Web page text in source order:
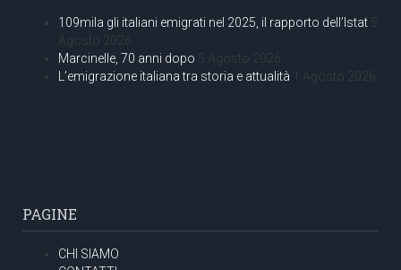
109mila gli italiani emigrati nel 2025, il rapporto dell’Istat 5
Agosto 2026
Marcinelle, 70 anni dopo 5 Agosto 2026
L’emigrazione italiana tra storia e attualità 1 Agosto 2026
PAGINE
CHI SIAMO